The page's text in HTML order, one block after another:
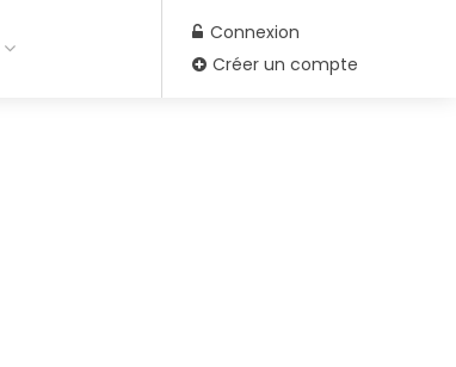
Connexion
Créer un compte